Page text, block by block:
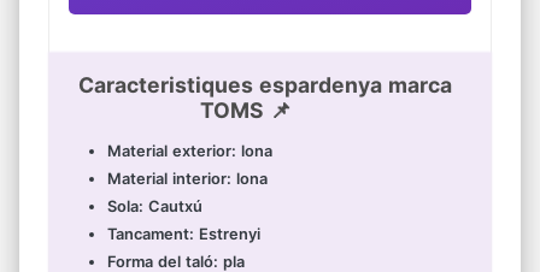
Caracteristiques espardenya marca
TOMS 📌
Material exterior: lona
Material interior: lona
Sola: Cautxú
Tancament: Estrenyi
Forma del taló: pla